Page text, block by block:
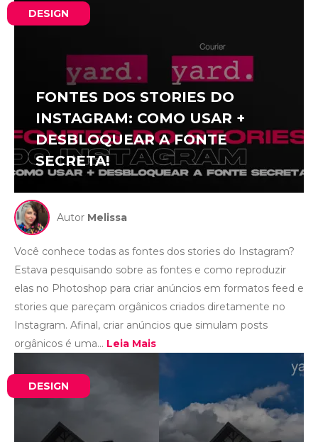
DESIGN
FONTES DOS STORIES DO
INSTAGRAM: COMO USAR +
DESBLOQUEAR A FONTE
SECRETA!
Autor Melissa
Você conhece todas as fontes dos stories do Instagram?
Estava pesquisando sobre as fontes e como reproduzir
elas no Photoshop para criar anúncios em formatos feed e
stories que pareçam orgânicos criados diretamente no
Instagram. Afinal, criar anúncios que simulam posts
orgânicos é uma... Leia Mais
DESIGN